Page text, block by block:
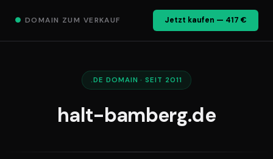
● DOMAIN ZUM VERKAUF Jetzt kaufen — 417 €
.DE DOMAIN · SEIT 2011
halt-bamberg.de